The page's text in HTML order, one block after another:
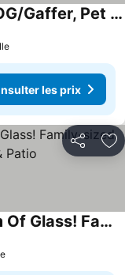
Fresh Corning Flat | Near CMOG/Gaffer, Pet OK
les prix
Partager
5 Min To The Corning Museum Of Glass! Family-sized Duplex W/ Pool Table & Patio